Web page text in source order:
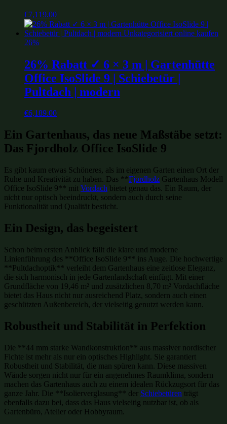
€7,119.00
26%
26% Rabatt ✓ 6 × 3 m | Gartenhütte
Office IsoSlide 9 | Schiebetür |
Pultdach | modern
€6,189.00
Ein Gartenhaus, das neue Maßstäbe setzt:
Das Fjordholz Office IsoSlide 9
Es gibt kaum etwas Schöneres, als im eigenen Garten einen Ort der
Ruhe und Kreativität zu haben. Das **Fjordholz Gartenhaus Modell
Office IsoSlide 9** mit Vordach bietet genau das. Ein Raum, der
nicht nur optisch beeindruckt, sondern auch durch seine
Funktionalität und Qualität besticht.
Ein Design, das begeistert
Schon beim ersten Anblick fällt die klare und moderne
Linienführung des **Office IsoSlide 9** ins Auge. Die hochwertige
**Pultdachoptik** verleiht dem Gartenhaus eine zeitlose Eleganz,
die sich harmonisch in jede Gartenlandschaft einfügt. Mit einer
Grundfläche von 19,46 m² und zusätzlichen 8,70 m² Vordachfläche
bietet das Haus nicht nur ausreichend Platz, sondern auch einen
geschützten Außenbereich, der vielseitig genutzt werden kann.
Robustheit und Stabilität in Perfektion
Die **44 mm starke Wandkonstruktion** aus massiver nordischer
Fichte ist mehr als nur ein optisches Highlight. Sie garantiert
Robustheit und Stabilität, die man spüren kann. Diese massiven
Wände sorgen nicht nur für ein angenehmes Raumklima, sondern
machen das Gartenhaus auch zu einem idealen Rückzugsort für das
ganze Jahr. Die **Isolierverglasung** der Schiebetüren trägt
ebenfalls dazu bei, dass das Haus vielseitig nutzbar ist, ob als
Gartenbüro, Atelier oder Hobbyraum.